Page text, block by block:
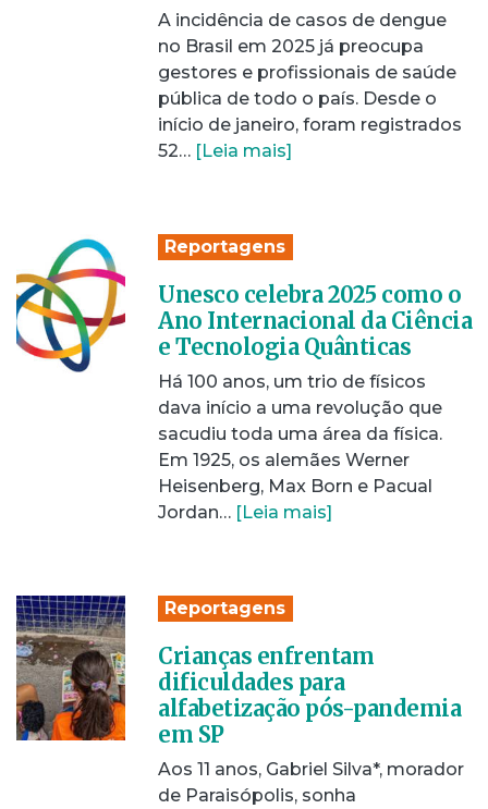
A incidência de casos de dengue
no Brasil em 2025 já preocupa
gestores e profissionais de saúde
pública de todo o país. Desde o
início de janeiro, foram registrados
52… [Leia mais]
Reportagens
Unesco celebra 2025 como o
Ano Internacional da Ciência
e Tecnologia Quânticas
Há 100 anos, um trio de físicos
dava início a uma revolução que
sacudiu toda uma área da física.
Em 1925, os alemães Werner
Heisenberg, Max Born e Pacual
Jordan… [Leia mais]
Reportagens
Crianças enfrentam
dificuldades para
alfabetização pós-pandemia
em SP
Aos 11 anos, Gabriel Silva*, morador
de Paraisópolis, sonha